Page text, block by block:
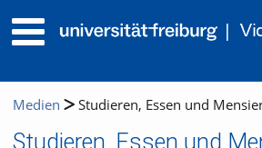
Medien Studieren, Essen und
Studieren, Essen und